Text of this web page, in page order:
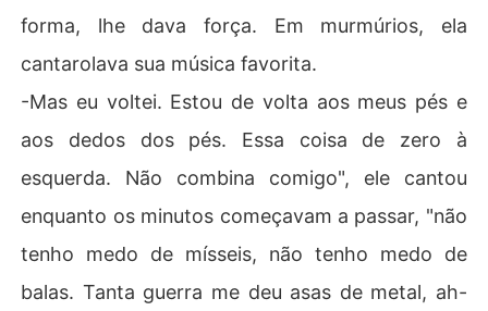
forma, lhe dava força. Em murmúrios, ela
cantarolava sua música favorita.
-Mas eu voltei. Estou de volta aos meus pés e
aos dedos dos pés. Essa coisa de zero à
esquerda. Não combina comigo", ele cantou
enquanto os minutos começavam a passar, "não
tenho medo de mísseis, não tenho medo de
balas. Tanta guerra me deu asas de metal, ah-